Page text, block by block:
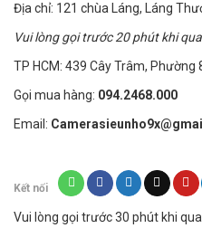
Địa chỉ: 121 chùa Láng, Láng
Vui lòng gọi trước 20 phút khi
TP HCM: 439 Cây Trâm, Phường
Gọi mua hàng: 094.2468.000
Email:
Kết nối
Vui lòng gọi trước 30 phút khi